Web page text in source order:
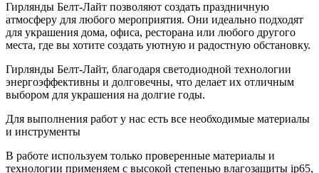
Гирлянды Белт-Лайт позволяют создать праздничную
атмосферу для любого мероприятия. Они идеально подходят
для украшения дома, офиса, ресторана или любого другого
места, где вы хотите создать уютную и радостную обстановку.
Гирлянды Белт-Лайт, благодаря светодиодной технологии
энергоэффективны и долговечны, что делает их отличным
выбором для украшения на долгие годы.
Для выполнения работ у нас есть все необходимые материалы
и инструменты
В работе используем только проверенные материалы и
технологии применяем c высокой степенью влагозащиты ip65,